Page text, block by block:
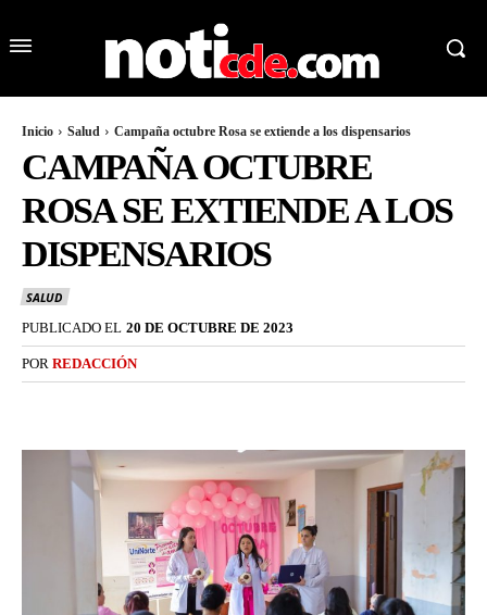
Inicio Salud Campaña octubre Rosa se extiende a los dispensarios
CAMPAÑA OCTUBRE
ROSA SE EXTIENDE A LOS
DISPENSARIOS
SALUD
PUBLICADO EL 20 DE OCTUBRE DE 2023
POR REDACCIÓN